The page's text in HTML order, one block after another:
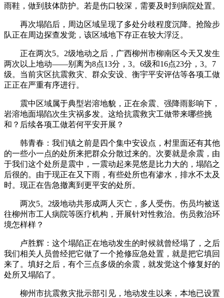
雨鞋，做到肢体防护。若是伤口较深，需要及时到病院处置。
再次塌陷后，周边区域呈现了多处分歧程度沉降。抢险步
队正在周边探查发觉，该区域地下存正在较大浮泛。
正在两次5。2级地动之后，广西柳州市柳南区今天又发生
两次以上地动——别离为8点13分，3。6级和16点23分，3。7
级。当前灾区抗震救灾、群众安设、衡宇平安评估等各项工做
正正在严重有序进行。
震中区域属于典型岩溶地貌，正在余震、强降雨影响下，
岩溶地面塌陷次生灾祸多发。这给抗震救灾工做带来哪些挑
和？后续各项工做若何平安开展？
韩青春：我们镇之前是四个集中安设点，村里面还有其他
的一些小一点的处所来把群众分散过来的。次要就是余震，由
于我们这个处所是震中，一震动起来晃悠是比力大的，塌陷之
后很的。由于现正在又下雨，有些处所也有渗水，排水不太及
时。现正在告急撤离到更平安的处所。
两次5。2级地动共形成两人灭亡，多人受伤。伤员均被送
往柳州市工人病院等医疗机构，开展针对性救治。伤员救治环
境怎样样？
卢胜辉：这个塌陷正在地动发生的时候就曾经塌了，之后
我们相关人员曾经把它做了一个抢修应急处置，就是把它填回
来了。填好之后，有个三点多级的余震，就发觉这个修复好的
处所又塌陷了。
柳州市抗震救灾批示部引见，地动发生以来，本地已设置